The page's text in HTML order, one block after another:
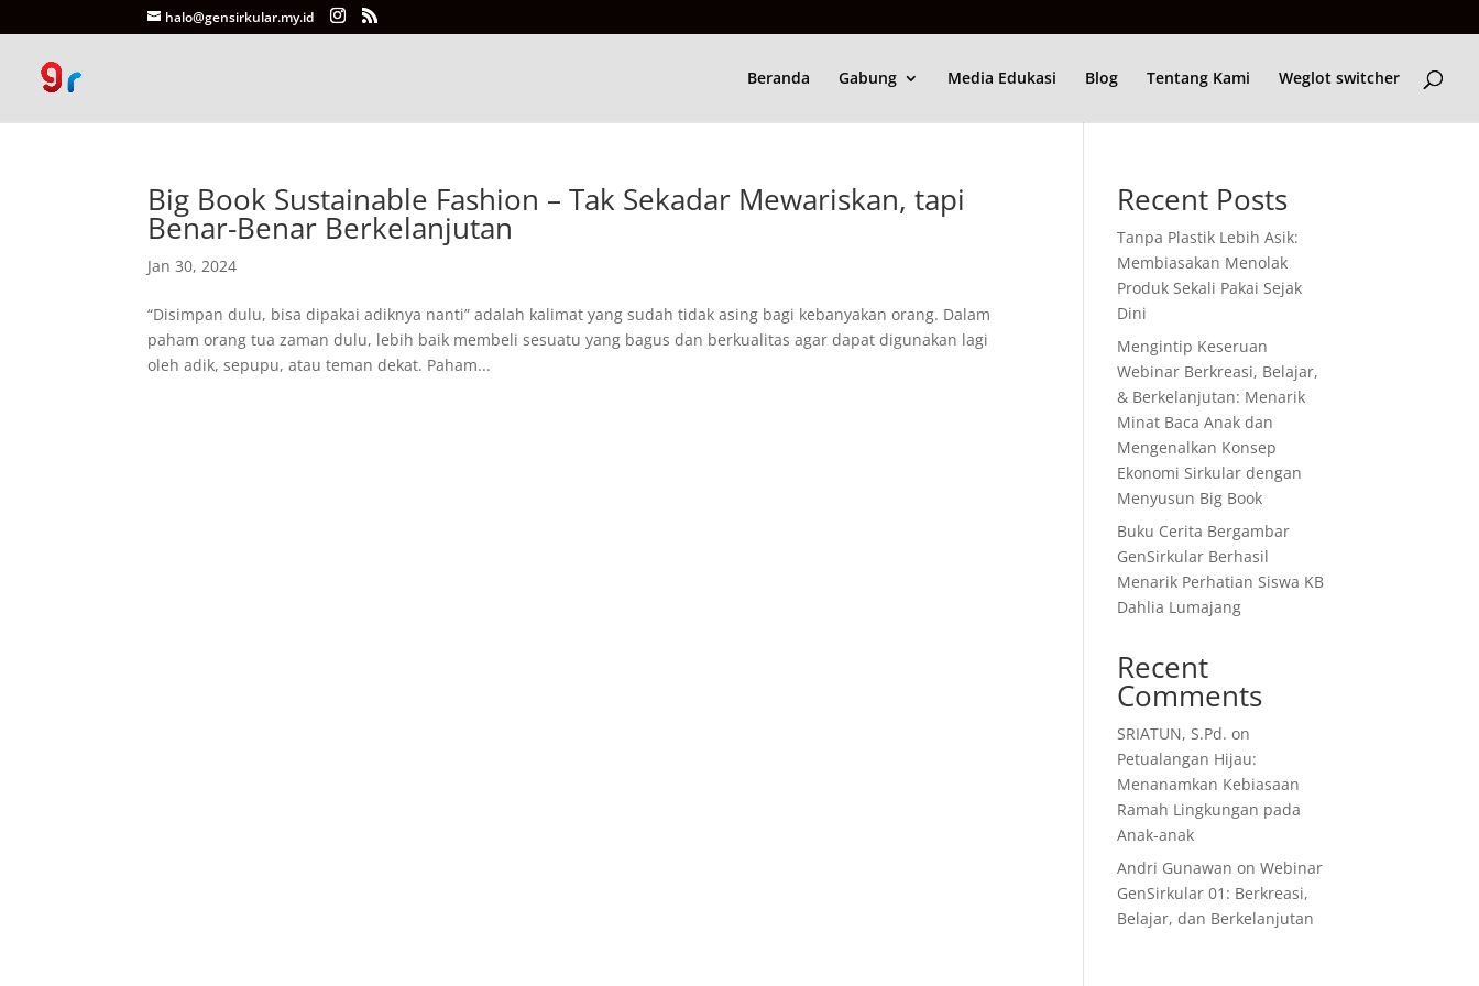
halo@gensirkular.my.id
Beranda Gabung Media Edukasi Blog Tentang Kami Weglot switcher
Big Book Sustainable Fashion – Tak Sekadar Mewariskan, tapi
Benar-Benar Berkelanjutan
Jan 30, 2024
“Disimpan dulu, bisa dipakai adiknya nanti” adalah kalimat yang sudah tidak asing bagi kebanyakan orang. Dalam
paham orang tua zaman dulu, lebih baik membeli sesuatu yang bagus dan berkualitas agar dapat digunakan lagi
oleh adik, sepupu, atau teman dekat. Paham...
Recent Posts
Tanpa Plastik Lebih Asik:
Membiasakan Menolak
Produk Sekali Pakai Sejak
Dini
Mengintip Keseruan
Webinar Berkreasi, Belajar,
& Berkelanjutan: Menarik
Minat Baca Anak dan
Mengenalkan Konsep
Ekonomi Sirkular dengan
Menyusun Big Book
Buku Cerita Bergambar
GenSirkular Berhasil
Menarik Perhatian Siswa KB
Dahlia Lumajang
Recent
Comments
SRIATUN, S.Pd. on
Petualangan Hijau:
Menanamkan Kebiasaan
Ramah Lingkungan pada
Anak-anak
Andri Gunawan onWebinar
GenSirkular 01: Berkreasi,
Belajar, dan Berkelanjutan